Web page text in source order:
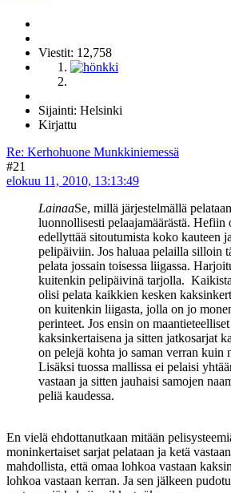
Viestit: 12,758
Sijainti: Helsinki
Kirjattu
Re: Kerhohuone Munkkiniemessä
#21
elokuu 11, 2010, 13:13:49
LainaaSe, millä järjestelmällä
luonnollisesti pelaajamäärästä. Hefiin
edellyttää sitoutumista koko kauteen
pelipäiviin. Jos haluaa pelailla silloin
pelata jossain toisessa liigassa.
kuitenkin pelipäivinä tarjolla.
olisi pelata kaikkien kesken
on kuitenkin liigasta, jolla on jo
perinteet. Jos ensin on
kaksinkertaisena ja sitten jatkosarjat
on pelejä kohta jo saman verran kuin
Lisäksi tuossa mallissa ei pelaisi
vastaan ja sitten jauhaisi samojen
peliä kaudessa.
En vielä ehdottanutkaan mitään
moninkertaiset sarjat pelataan ja ketä
mahdollista, että omaa lohkoa vastaan
lohkoa vastaan kerran. Ja sen jälkeen